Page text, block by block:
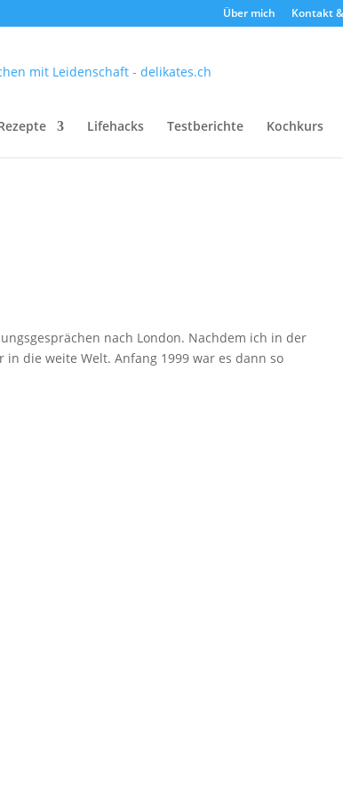
Über mich Kontakt
Lifehacks Testberichte Kochkurs
nach London. Nachdem ich in der
die weite Welt. Anfang 1999 war es dann so